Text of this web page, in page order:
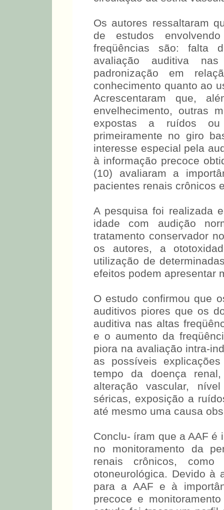
circulação da estria
Os autores ressaltaram
de estudos
freqüências são: falta
avaliação auditiva
padronização em
conhecimento quanto ao
Acrescentaram que,
envelhecimento, outras
expostas a ruídos ou
primeiramente no giro
interesse especial pela
à informação precoce
pacientes renais crônicos
A pesquisa foi realizada
idade com audição
tratamento conservador
os autores, a
efeitos podem apresentar
O estudo confirmou que
auditivos piores que os
auditiva nas altas
e o aumento da
piora na avaliação intra-
as possíveis
tempo da doença
alteração vascular,
até mesmo uma causa
Conclu- íram que a AAF é
no monitoramento da
renais crônicos, como
otoneurológica. Devido à